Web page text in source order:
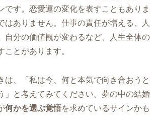
です。恋愛運の変化を表すこともありま
はありません。仕事の責任が増える、人
自分の価値観が変わるなど、人生全体の
ことがあります。
は、「私は今、何と本気で向き合おうと
」と考えてみてください。夢の中の結婚
何かを選ぶ覚悟を求めているサインかも